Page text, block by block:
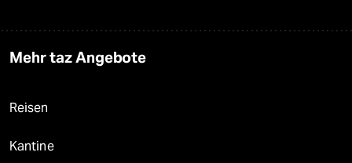
Mehr taz Angebote
Reisen
Kantine